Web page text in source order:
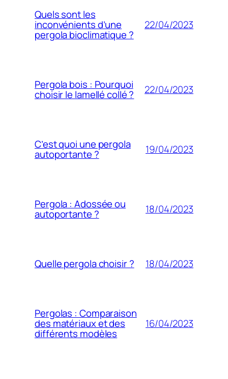
Quels sont les
inconvénients d’une
pergola bioclimatique ?
22/04/2023
Pergola bois : Pourquoi
choisir le lamellé collé ? 22/04/2023
C’est quoi une pergola
autoportante ? 19/04/2023
Pergola : Adossée ou
autoportante ? 18/04/2023
Quelle pergola choisir ? 18/04/2023
Pergolas : Comparaison
des matériaux et des
différents modèles
16/04/2023